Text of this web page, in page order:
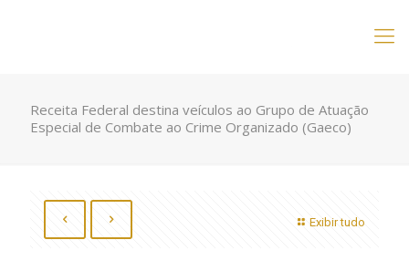
Receita Federal destina veículos ao Grupo de Atuação
Especial de Combate ao Crime Organizado (Gaeco)
Exibir tudo